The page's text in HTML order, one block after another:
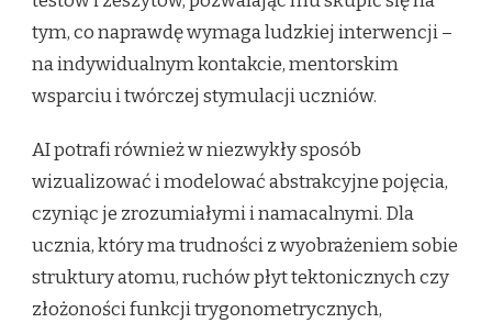
tym, co naprawdę wymaga ludzkiej interwencji –
na indywidualnym kontakcie, mentorskim
wsparciu i twórczej stymulacji uczniów.
AI potrafi również w niezwykły sposób
wizualizować i modelować abstrakcyjne pojęcia,
czyniąc je zrozumiałymi i namacalnymi. Dla
ucznia, który ma trudności z wyobrażeniem sobie
struktury atomu, ruchów płyt tektonicznych czy
złożoności funkcji trygonometrycznych,